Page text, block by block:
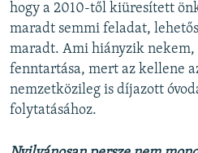
hogy a 2010-től kiüresített
maradt semmi feladat,
maradt. Ami hiányzik nekem,
fenntartása, mert az kellene
nemzetközileg is díjazott
folytatásához.